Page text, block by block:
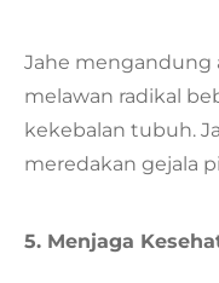
Jahe
melawan radikal
kekebalan tubuh.
meredakan gejala
5. Menjaga